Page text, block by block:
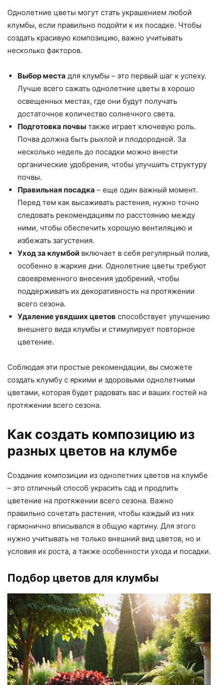
Однолетние цветы могут стать украшением любой
клумбы, если правильно подойти к их посадке. Чтобы
создать красивую композицию, важно учитывать
несколько факторов.
Выбор места для клумбы – это первый шаг к успеху.
Лучше всего сажать однолетние цветы в хорошо
освещенных местах, где они будут получать
достаточное количество солнечного света.
Подготовка почвы также играет ключевую роль.
Почва должна быть рыхлой и плодородной. За
несколько недель до посадки можно внести
органические удобрения, чтобы улучшить структуру
почвы.
Правильная посадка – еще один важный момент.
Перед тем как высаживать растения, нужно точно
следовать рекомендациям по расстоянию между
ними, чтобы обеспечить хорошую вентиляцию и
избежать загустения.
Уход за клумбой включает в себя регулярный полив,
особенно в жаркие дни. Однолетние цветы требуют
своевременного внесения удобрений, чтобы
поддерживать их декоративность на протяжении
всего сезона.
Удаление увядших цветов способствует улучшению
внешнего вида клумбы и стимулирует повторное
цветение.
Соблюдая эти простые рекомендации, вы сможете
создать клумбу с яркими и здоровыми однолетними
цветами, которая будет радовать вас и ваших гостей на
протяжении всего сезона.
Как создать композицию из
разных цветов на клумбе
Создание композиции из однолетних цветов на клумбе
– это отличный способ украсить сад и продлить
цветение на протяжении всего сезона. Важно
правильно сочетать растения, чтобы каждый из них
гармонично вписывался в общую картину. Для этого
нужно учитывать не только внешний вид цветов, но и
условия их роста, а также особенности ухода и посадки.
Подбор цветов для клумбы